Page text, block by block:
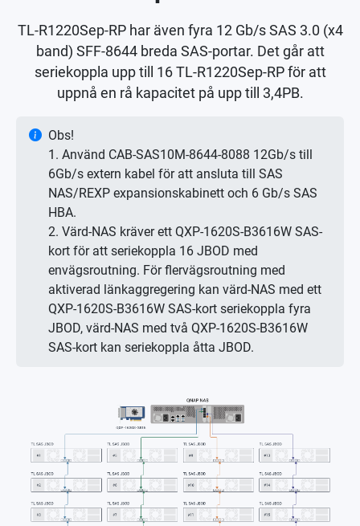
TL-R1220Sep-RP har även fyra 12 Gb/s SAS 3.0 (x4
band) SFF-8644 breda SAS-portar. Det går att
seriekoppla upp till 16 TL-R1220Sep-RP för att
uppnå en rå kapacitet på upp till 3,4PB.
Obs!
1. Använd CAB-SAS10M-8644-8088 12Gb/s till
6Gb/s extern kabel för att ansluta till SAS
NAS/REXP expansionskabinett och 6 Gb/s SAS
HBA.
2. Värd-NAS kräver ett QXP-1620S-B3616W SAS-
kort för att seriekoppla 16 JBOD med
envägsroutning. För flervägsroutning med
aktiverad länkaggregering kan värd-NAS med ett
QXP-1620S-B3616W SAS-kort seriekoppla fyra
JBOD, värd-NAS med två QXP-1620S-B3616W
SAS-kort kan seriekoppla åtta JBOD.